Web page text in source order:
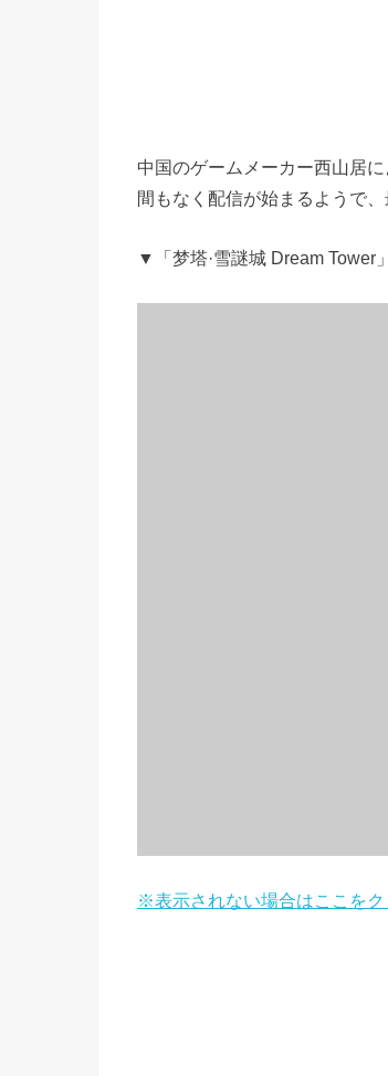
中国のゲームメーカー西山居
間もなく配信が始まるようで
▼「梦塔·雪謎城 Dream Tower
※表示されない場合はここをク